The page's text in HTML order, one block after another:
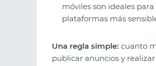
móviles son ideales para
plataformas más
Una regla simple: cuanto
publicar anuncios y